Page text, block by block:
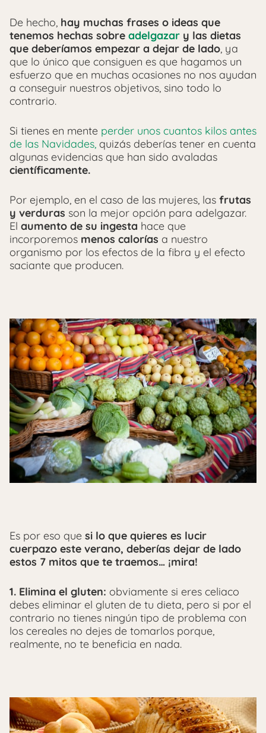
De hecho, hay muchas frases o ideas que
tenemos hechas sobre adelgazar y las dietas
que deberíamos empezar a dejar de lado, ya
que lo único que consiguen es que hagamos un
esfuerzo que en muchas ocasiones no nos ayudan
a conseguir nuestros objetivos, sino todo lo
contrario.
Si tienes en mente perder unos cuantos kilos antes
de las Navidades, quizás deberías tener en cuenta
algunas evidencias que han sido avaladas
científicamente.
Por ejemplo, en el caso de las mujeres, las frutas
y verduras son la mejor opción para adelgazar.
El aumento de su ingesta hace que
incorporemos menos calorías a nuestro
organismo por los efectos de la fibra y el efecto
saciante que producen.
Es por eso que si lo que quieres es lucir
cuerpazo este verano, deberías dejar de lado
estos 7 mitos que te traemos… ¡mira!
1. Elimina el gluten: obviamente si eres celiaco
debes eliminar el gluten de tu dieta, pero si por el
contrario no tienes ningún tipo de problema con
los cereales no dejes de tomarlos porque,
realmente, no te beneficia en nada.